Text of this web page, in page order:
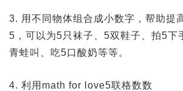
3. 用不同物体组合成小数字，帮助提
5，可以为5只袜子、5双鞋子、拍5下
青蛙叫、吃5口酸奶等等。
4. 利用math for love5联格数数